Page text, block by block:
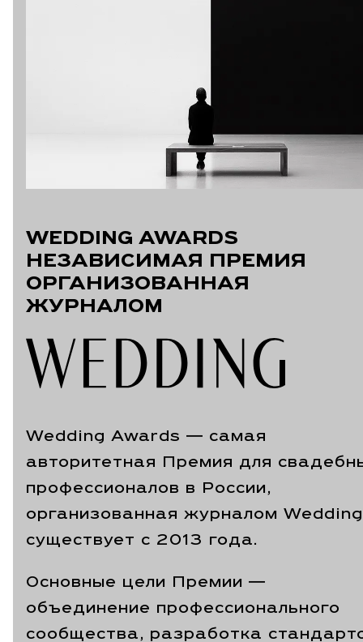
WEDDING AWARDS
НЕЗАВИСИМАЯ ПРЕМИЯ
ОРГАНИЗОВАННАЯ
ЖУРНАЛОМ
Wedding Awards — самая
авторитетная Премия для
профессионалов в России,
организованная журналом
существует с 2013 года.
Основные цели Премии —
объединение профессионального
сообщества, разработка